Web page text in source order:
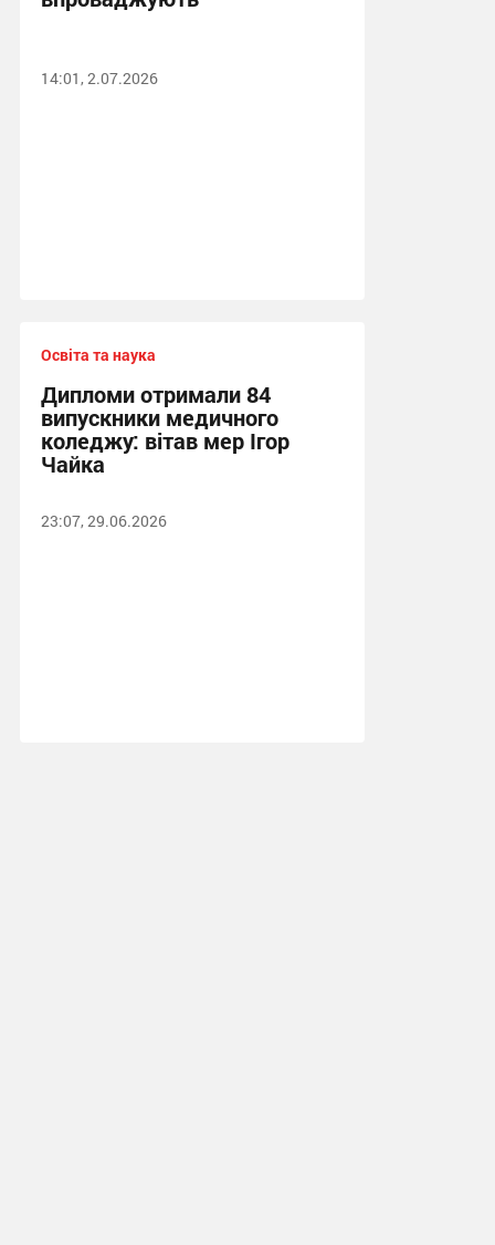
14:01, 2.07.2026
Освіта та наука
Дипломи отримали 84
випускники медичного
коледжу: вітав мер Ігор
Чайка
23:07, 29.06.2026